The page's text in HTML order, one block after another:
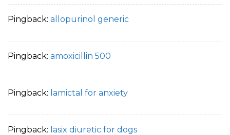
Pingback: allopurinol generic
Pingback: amoxicillin 500
Pingback: lamictal for anxiety
Pingback: lasix diuretic for dogs